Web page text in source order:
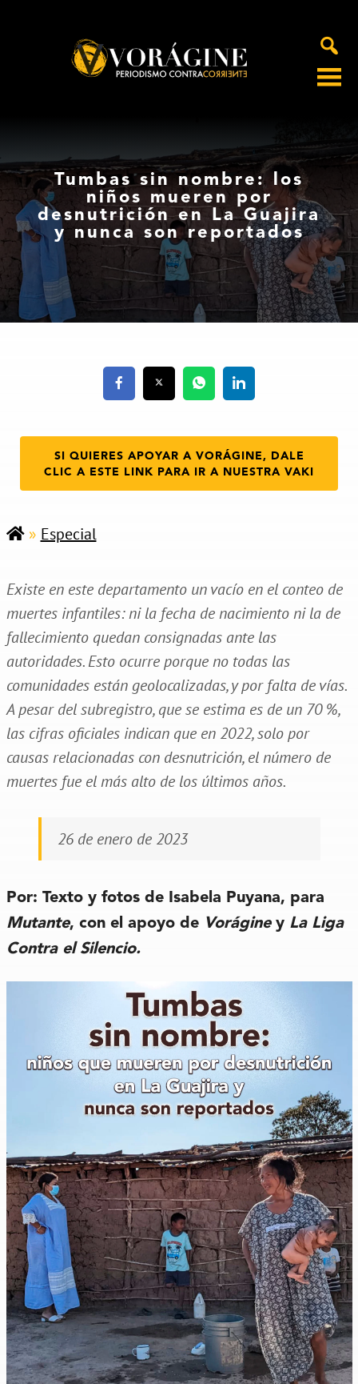
Tumbas sin nombre: los
niños mueren por
desnutrición en La Guajira
y nunca son reportados
SI QUIERES APOYAR A VORÁGINE, DALE
CLIC A ESTE LINK PARA IR A NUESTRA VAKI
» Especial
Existe en este departamento un vacío en el conteo de
muertes infantiles: ni la fecha de nacimiento ni la de
fallecimiento quedan consignadas ante las
autoridades. Esto ocurre porque no todas las
comunidades están geolocalizadas, y por falta de vías.
A pesar del subregistro, que se estima es de un 70 %,
las cifras oficiales indican que en 2022, solo por
causas relacionadas con desnutrición, el número de
muertes fue el más alto de los últimos años.
26 de enero de 2023
Por: Texto y fotos de Isabela Puyana, para
Mutante, con el apoyo deVorágine y La Liga
Contra el Silencio.